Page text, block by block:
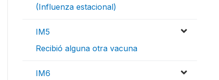
(Influenza estacional)
IM5
Recibió alguna otra vacuna
IM6